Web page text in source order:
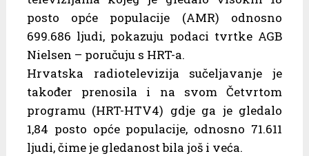
posto opće populacije (AMR) odnosno
699.686 ljudi, pokazuju podaci tvrtke AGB
Nielsen – poručuju s HRT-a.
Hrvatska radiotelevizija sučeljavanje je
također prenosila i na svom Četvrtom
programu (HRT-HTV4) gdje ga je gledalo
1,84 posto opće populacije, odnosno 71.611
ljudi, čime je gledanost bila još i veća.